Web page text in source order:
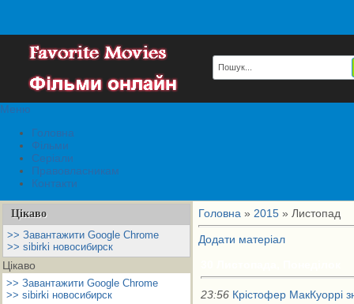
Меню
Головна
Фільми
Серіали
Правовласникам
Контакти
Цікаво
>> Завантажити Google Chrome
>> sibirki новосибирск
Цікаво
>> Завантажити Google Chrome
>> sibirki новосибирск
Головна » 2015 » Листопад
Додати матеріал
23:56 Крістофер МакКуоррі